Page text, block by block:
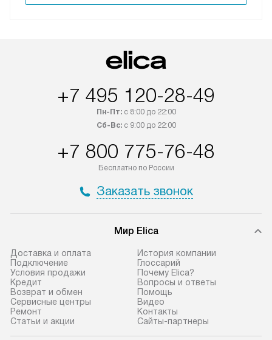
+7 495 120-28-49
Пн-Пт:с 8:00 до 22:00
Сб-Вс:с 9:00 до 22:00
+7 800 775-76-48
Бесплатно по России
Заказать звонок
Мир Elica
Доставка и оплата
Подключение
Условия продажи
Кредит
Возврат и обмен
Сервисные центры
Ремонт
Статьи и акции
История компании
Глоссарий
Почему Elica?
Вопросы и ответы
Помощь
Видео
Контакты
Сайты-партнеры